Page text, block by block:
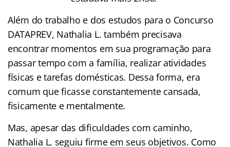
Além do trabalho e dos estudos para o Concurso
DATAPREV, Nathalia L. também precisava
encontrar momentos em sua programação para
passar tempo com a família, realizar atividades
físicas e tarefas domésticas. Dessa forma, era
comum que ficasse constantemente cansada,
fisicamente e mentalmente.
Mas, apesar das dificuldades com caminho,
Nathalia L. seguiu firme em seus objetivos. Como